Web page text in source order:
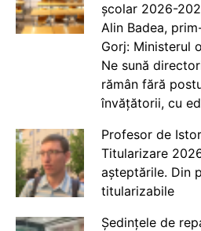
școlar 2026-
Alin Badea,
Gorj: Ministerul
Ne sună
rămân fără
învățătorii, cu
Profesor de
Titularizare
așteptările. Din
titularizabile
Ședințele de